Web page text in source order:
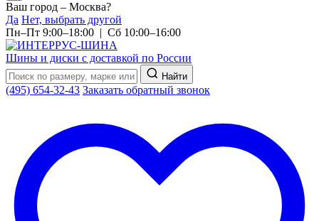
Ваш город – Москва?
Да Нет, выбрать другой
Пн–Пт 9:00–18:00 | Сб 10:00–16:00
Шины и диски с доставкой по России
Найти
(495) 654-32-43 Заказать обратный звонок